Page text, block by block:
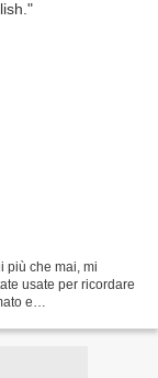
più che mai, mi
usate per ricordare
e